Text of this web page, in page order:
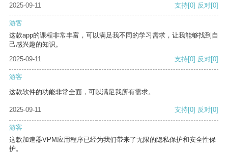
2025-09-11 支持[0] 反对[0]
游客
这款app的课程非常丰富，可以满足我不同的学习需求，让我能够找到自
己感兴趣的知识。
2025-09-11
支持[0] 反对[0]
游客
这款软件的功能非常全面，可以满足我所有需求。
2025-09-11 支持[0] 反对[0]
游客
这款加速器VPM应用程序已经为我们带来了无限的隐私保护和安全性保
护。